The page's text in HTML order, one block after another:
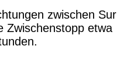
zwischen Sur
Zwischenstopp etwa